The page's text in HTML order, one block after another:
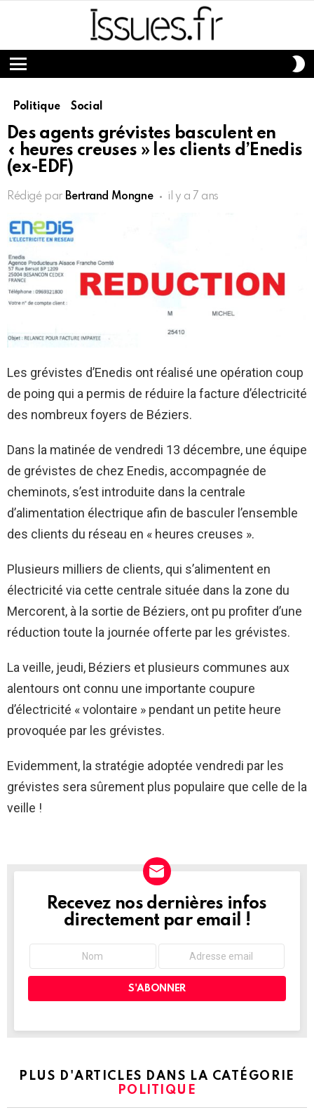
Menu
Politique Social
Des agents grévistes basculent en
« heures creuses » les clients d’Enedis
(ex-EDF)
Rédigé par Bertrand Mongne il y a 7 ans
Les grévistes d’Enedis ont réalisé une opération coup
de poing qui a permis de réduire la facture d’électricité
des nombreux foyers de Béziers.
Dans la matinée de vendredi 13 décembre, une équipe
de grévistes de chez Enedis, accompagnée de
cheminots, s’est introduite dans la centrale
d’alimentation électrique afin de basculer l’ensemble
des clients du réseau en « heures creuses ».
Plusieurs milliers de clients, qui s’alimentent en
électricité via cette centrale située dans la zone du
Mercorent, à la sortie de Béziers, ont pu profiter d’une
réduction toute la journée offerte par les grévistes.
La veille, jeudi, Béziers et plusieurs communes aux
alentours ont connu une importante coupure
d’électricité « volontaire » pendant un petite heure
provoquée par les grévistes.
Evidemment, la stratégie adoptée vendredi par les
grévistes sera sûrement plus populaire que celle de la
veille !
NEWSLETTER
Recevez nos dernières infos
directement par email !
PLUS D'ARTICLES DANS LA CATÉGORIE
POLITIQUE